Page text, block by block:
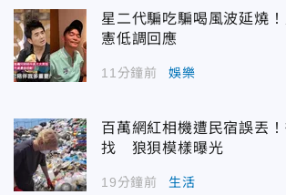
星二代騙吃騙喝風波延燒
憲低調回應
11分鐘前 娛樂
百萬網紅相機遭民宿誤丟
找 狼狽模樣曝光
19分鐘前 生活